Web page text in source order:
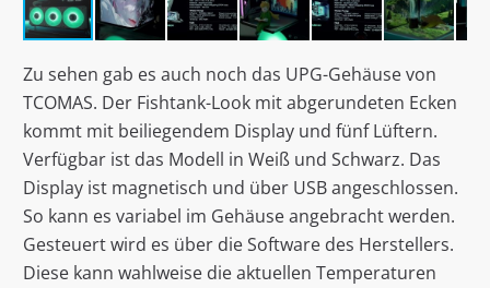
Zu sehen gab es auch noch das UPG-Gehäuse von
TCOMAS. Der Fishtank-Look mit abgerundeten Ecken
kommt mit beiliegendem Display und fünf Lüftern.
Verfügbar ist das Modell in Weiß und Schwarz. Das
Display ist magnetisch und über USB angeschlossen.
So kann es variabel im Gehäuse angebracht werden.
Gesteuert wird es über die Software des Herstellers.
Diese kann wahlweise die aktuellen Temperaturen